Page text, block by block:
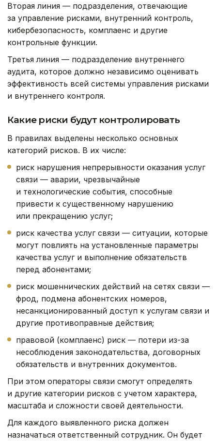
Вторая линия — подразделения, отвечающие
за управление рисками, внутренний контроль,
кибербезопасность, комплаенс и другие
контрольные функции.
Третья линия — подразделение внутреннего
аудита, которое должно независимо оценивать
эффективность всей системы управления рисками
и внутреннего контроля.
Какие риски будут контролировать
В правилах выделены несколько основных
категорий рисков. В их числе:
риск нарушения непрерывности оказания услуг
связи — аварии, чрезвычайные
и технологические события, способные
привести к существенному нарушению
или прекращению услуг;
риск качества услуг связи — ситуации, которые
могут повлиять на установленные параметры
качества услуг и выполнение обязательств
перед абонентами;
риск мошеннических действий на сетях связи —
фрод, подмена абонентских номеров,
несанкционированный доступ к услугам связи и
другие противоправные действия;
правовой (комплаенс) риск — потери из-за
несоблюдения законодательства, договорных
обязательств и внутренних документов.
При этом операторы связи смогут определять
и другие категории рисков с учетом характера,
масштаба и сложности своей деятельности.
Для каждого выявленного риска должен
назначаться ответственный сотрудник. Он будет